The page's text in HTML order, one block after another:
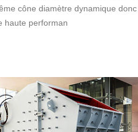
cône diamètre dynamique
haute performan